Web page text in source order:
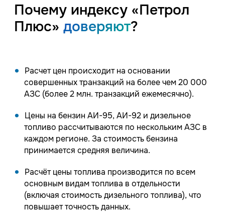
Почему индексу «Петрол
Плюс» доверяют?
Расчет цен происходит на основании
совершенных транзакций на более чем 20 000
АЗС (более 2 млн. транзакций ежемесячно).
Цены на бензин АИ-95, АИ-92 и дизельное
топливо рассчитываются по нескольким АЗС в
каждом регионе. За стоимость бензина
принимается средняя величина.
Расчёт цены топлива производится по всем
основным видам топлива в отдельности
(включая стоимость дизельного топлива), что
повышает точность данных.